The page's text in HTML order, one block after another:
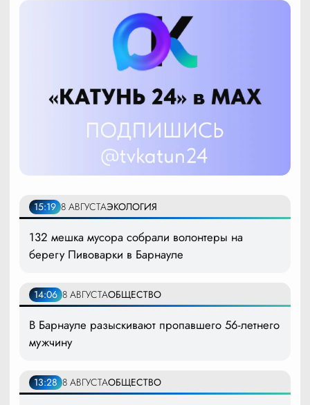
15:19 8 АВГУСТАЭКОЛОГИЯ
132 мешка мусора собрали волонтеры на
берегу Пивоварки в Барнауле
14:06 8 АВГУСТАОБЩЕСТВО
В Барнауле разыскивают пропавшего 56-летнего
мужчину
13:28 8 АВГУСТАОБЩЕСТВО